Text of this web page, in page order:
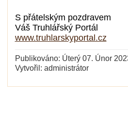
S přátelským pozdravem
Váš Truhlářský Portál
www.truhlarskyportal.cz
Publikováno: Úterý 07. Únor
Vytvořil: administrátor